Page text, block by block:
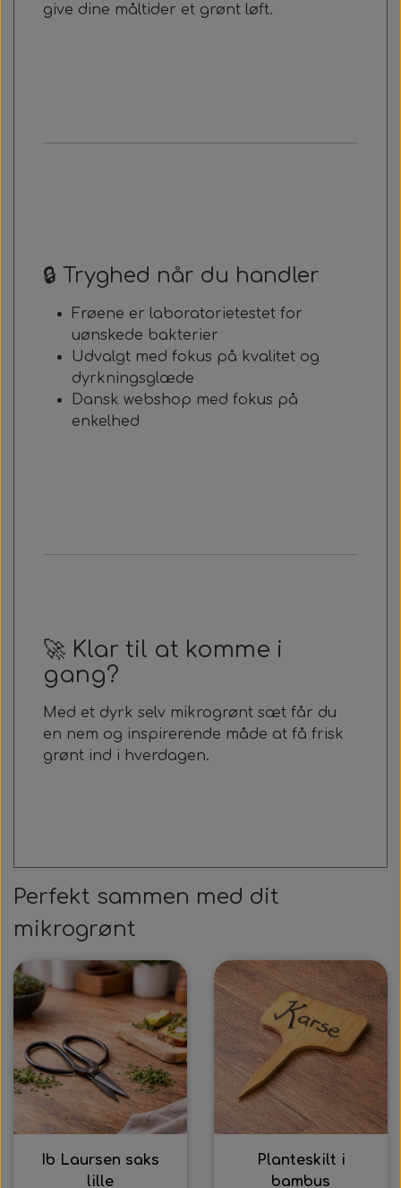
give dine måltider et grønt løft.
🔒 Tryghed når du handler
Frøene er laboratorietestet for
uønskede bakterier
Udvalgt med fokus på kvalitet og
dyrkningsglæde
Dansk webshop med fokus på
enkelhed
🚀 Klar til at komme i
gang?
Med et dyrk selv mikrogrønt sæt får du
en nem og inspirerende måde at få frisk
grønt ind i hverdagen.
Perfekt sammen med dit
mikrogrønt
Ib Laursen saks
lille
Planteskilt i
bambus